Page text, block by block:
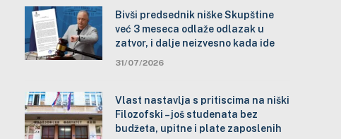
Bivši predsednik niške Skupštine
već 3 meseca odlaže odlazak u
zatvor, i dalje neizvesno kada ide
31/07/2026
Vlast nastavlja s pritiscima na niški
Filozofski – još studenata bez
budžeta, upitne i plate zaposlenih